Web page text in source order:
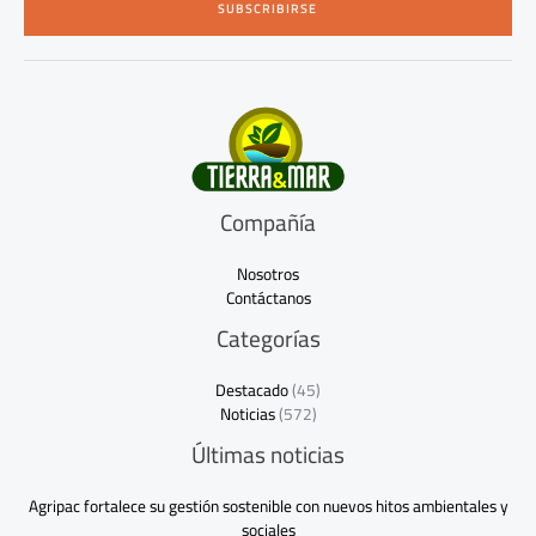
*
SUBSCRIBIRSE
Compañía
Nosotros
Contáctanos
Categorías
Destacado(45)
Noticias(572)
Últimas noticias
Agripac fortalece su gestión sostenible con nuevos hitos ambientales y